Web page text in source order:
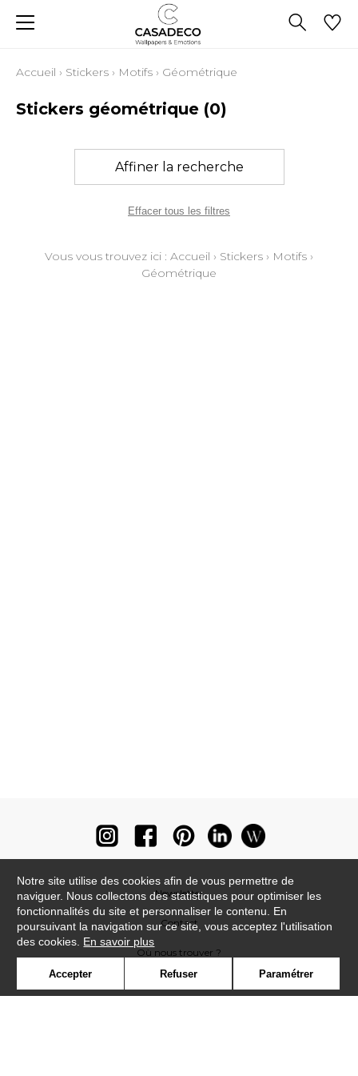
Accueil › Stickers › Motifs › Géométrique
Stickers géométrique (0)
Affiner la recherche
Effacer tous les filtres
Vous vous trouvez ici : Accueil › Stickers › Motifs ›
Géométrique
Newsletter
Contact
Où nous trouver ?
Notre site utilise des cookies afin de vous permettre de
naviguer. Nous collectons des statistiques pour optimiser les
fonctionnalités du site et personnaliser le contenu. En
poursuivant la navigation sur ce site, vous acceptez l'utilisation
des cookies. En savoir plus
Accepter Refuser Paramétrer